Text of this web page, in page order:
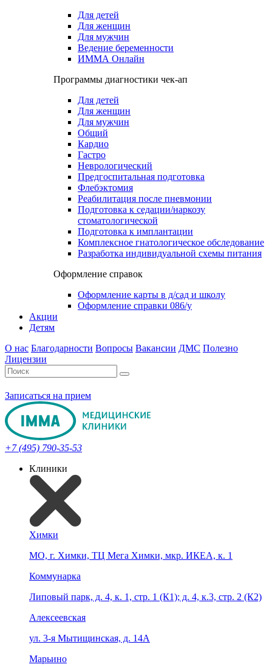
Для детей
Для женщин
Для мужчин
Ведение беременности
ИММА Онлайн
Программы диагностики чек-ап
Для детей
Для женщин
Для мужчин
Общий
Кардио
Гастро
Неврологический
Предгоспитальная подготовка
Флебэктомия
Реабилитация после пневмонии
Подготовка к седации/наркозу
стоматологической
Подготовка к имплантации
Комплексное гнатологическое обследование
Разработка индивидуальной схемы питания
Оформление справок
Оформление карты в д/сад и школу
Оформление справки 086/у
Акции
Детям
О нас Благодарности Вопросы Вакансии ДМС Полезно
Лицензии
Записаться на прием
+7 (495) 790-35-53
Клиники
Химки
МО, г. Химки, ТЦ Мега Химки, мкр. ИКЕА, к. 1
Коммунарка
Липовый парк, д. 4, к. 1, стр. 1 (К1); д. 4, к.3, стр. 2 (К2)
Алексеевская
ул. 3-я Мытищинская, д. 14А
Марьино